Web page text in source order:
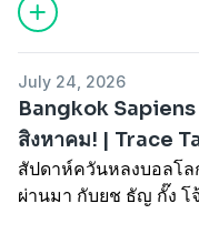
July 24, 2026
Bangkok Sapiens
สิงหาคม! | Trace
สัปดาห์ควันหลงบอลโล
ผ่านมา กับยช ธัญ กั๊ง โ